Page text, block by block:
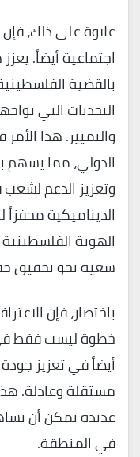
علاوة على ذلك،
اجتماعية أيضاً.
بالقضية
التحديات التي
والتمييز. هذا
الدولي، مما
وتعزيز الدعم
الديناميكية
الهوية
سعيه نحو تحقيق
باختصار، فإن
خطوة ليست فقط في
أيضاً في تعزيز
مستقلة وعادلة.
عديدة يمكن أن
في المنطقة.